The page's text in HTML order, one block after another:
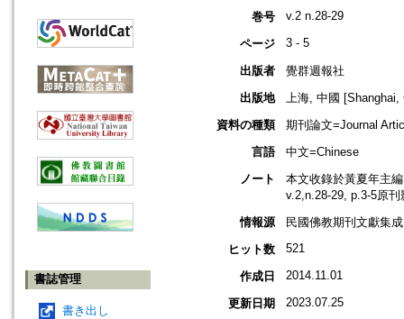
書誌管理
書き出し
巻号
v.2 n.28-29
ページ 3 - 5
出版者
覺群週報社
出版地
上海, 中國 [Shanghai,
資料の種類
期刊論文=Journal
言語
中文=Chinese
ノート
本文收錄於黃夏年主
v.2,n.28-29, p.3-5原刊
情報源
民國佛教期刊文獻集
ヒット数
521
作成日 2014.11.01
更新日期 2023.07.25